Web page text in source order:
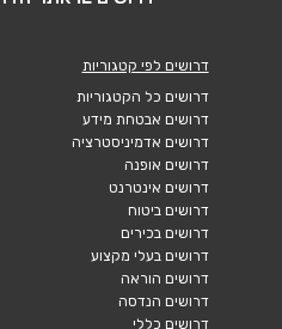
דרושים לפי קטגוריות
דרושים כל הקטגוריות
דרושים אבטחת מידע
דרושים אדמיניסטרציה
דרושים אופנה
דרושים אינטרנט
דרושים ביטוח
דרושים בכירים
דרושים בעלי מקצוע
דרושים הוראה
דרושים הנדסה
דרושים כללי